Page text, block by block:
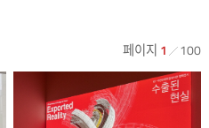
페이지 1 100